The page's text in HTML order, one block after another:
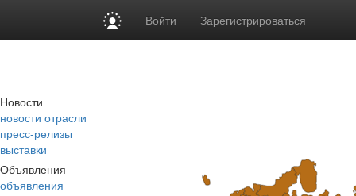
Войти Зарегистрироваться
Новости
новости отрасли
пресс-релизы
выставки
Объявления
объявления